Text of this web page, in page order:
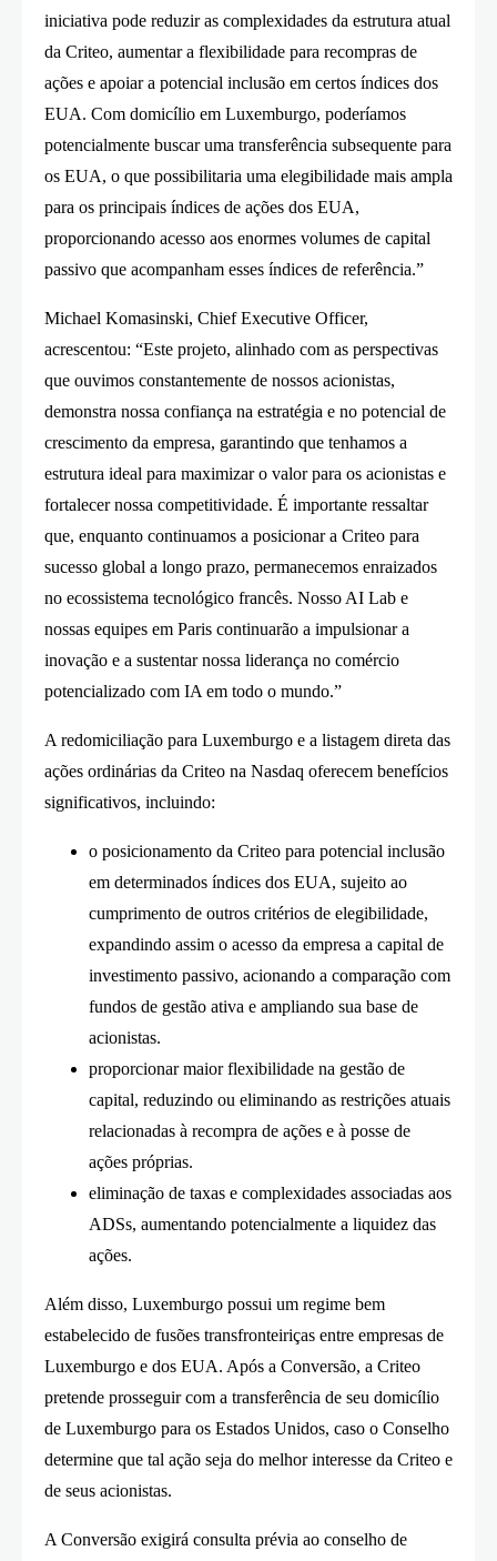
iniciativa pode reduzir as complexidades da estrutura atual
da Criteo, aumentar a flexibilidade para recompras de
ações e apoiar a potencial inclusão em certos índices dos
EUA. Com domicílio em Luxemburgo, poderíamos
potencialmente buscar uma transferência subsequente para
os EUA, o que possibilitaria uma elegibilidade mais ampla
para os principais índices de ações dos EUA,
proporcionando acesso aos enormes volumes de capital
passivo que acompanham esses índices de referência.”
Michael Komasinski, Chief Executive Officer,
acrescentou: “Este projeto, alinhado com as perspectivas
que ouvimos constantemente de nossos acionistas,
demonstra nossa confiança na estratégia e no potencial de
crescimento da empresa, garantindo que tenhamos a
estrutura ideal para maximizar o valor para os acionistas e
fortalecer nossa competitividade. É importante ressaltar
que, enquanto continuamos a posicionar a Criteo para
sucesso global a longo prazo, permanecemos enraizados
no ecossistema tecnológico francês. Nosso AI Lab e
nossas equipes em Paris continuarão a impulsionar a
inovação e a sustentar nossa liderança no comércio
potencializado com IA em todo o mundo.”
A redomiciliação para Luxemburgo e a listagem direta das
ações ordinárias da Criteo na Nasdaq oferecem benefícios
significativos, incluindo:
o posicionamento da Criteo para potencial inclusão
em determinados índices dos EUA, sujeito ao
cumprimento de outros critérios de elegibilidade,
expandindo assim o acesso da empresa a capital de
investimento passivo, acionando a comparação com
fundos de gestão ativa e ampliando sua base de
acionistas.
proporcionar maior flexibilidade na gestão de
capital, reduzindo ou eliminando as restrições atuais
relacionadas à recompra de ações e à posse de
ações próprias.
eliminação de taxas e complexidades associadas aos
ADSs, aumentando potencialmente a liquidez das
ações.
Além disso, Luxemburgo possui um regime bem
estabelecido de fusões transfronteiriças entre empresas de
Luxemburgo e dos EUA. Após a Conversão, a Criteo
pretende prosseguir com a transferência de seu domicílio
de Luxemburgo para os Estados Unidos, caso o Conselho
determine que tal ação seja do melhor interesse da Criteo e
de seus acionistas.
A Conversão exigirá consulta prévia ao conselho de